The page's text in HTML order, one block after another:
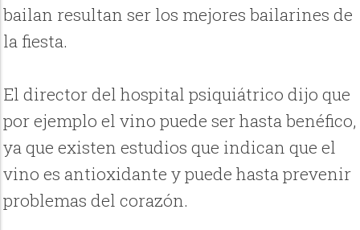
bailan resultan ser los mejores bailarines de
la fiesta.
El director del hospital psiquiátrico dijo que
por ejemplo el vino puede ser hasta benéfico,
ya que existen estudios que indican que el
vino es antioxidante y puede hasta prevenir
problemas del corazón.